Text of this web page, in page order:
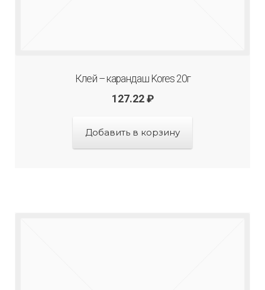
Клей – карандаш Kores 20г
127.22 ₽
Добавить в корзину